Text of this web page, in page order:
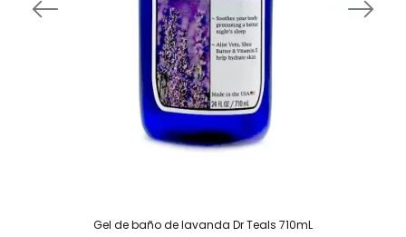
Gel de baño de lavanda Dr Teals 710mL